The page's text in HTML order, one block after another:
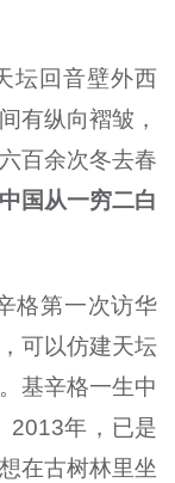
坛回音壁外西
有纵向褶皱，
百余次冬去春
国从一穷二白
格第一次访华
可以仿建天坛
基辛格一生中
2013年，已是
在古树林里坐